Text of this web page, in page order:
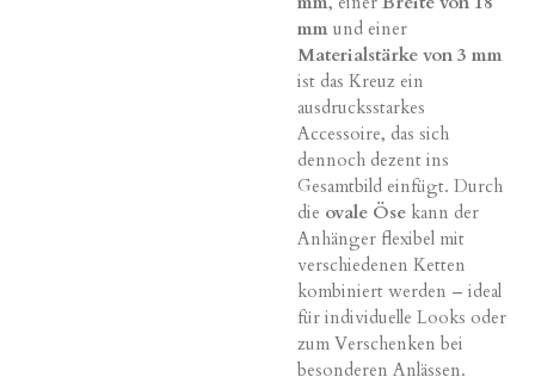
mm und einer
Materialstärke von 3 mm
ist das Kreuz ein
ausdrucksstarkes
Accessoire, das sich
dennoch dezent ins
Gesamtbild einfügt. Durch
die ovale Öse kann der
Anhänger flexibel mit
verschiedenen Ketten
kombiniert werden – ideal
für individuelle Looks oder
zum Verschenken bei
besonderen Anlässen.